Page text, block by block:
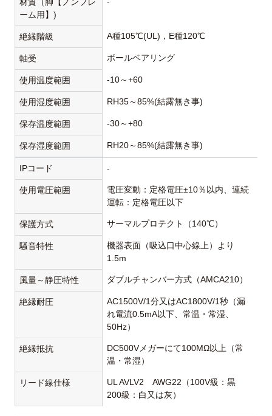
ーム用】)
絶縁階級 A種105℃(UL)，E種120℃
軸受 ボールベアリング
使用温度範囲 -10～+60
使用湿度範囲 RH35～85%(結露無き事)
保存温度範囲 -30～+80
保存湿度範囲 RH20～85%(結露無き事)
IPコード -
使用電圧範囲
電圧変動：定格電圧±10％以内、連続
運転：定格電圧以下
保護方式 サーマルプロテクト（140℃）
騒音特性
機器表面（吸込口中心線上）より
1.5m
風量～静圧特性 ダブルチャンバー方式（AMCA210）
絶縁耐圧
AC1500V/1分又はAC1800V/1秒（漏
れ電流0.5mA以下、常温・常湿、
50Hz）
絶縁抵抗
DC500Vメガーにて100MΩ以上（常
温・常湿）
リード線仕様
UL AVLV2 AWG22（100V級：黒
200級：白又は灰）